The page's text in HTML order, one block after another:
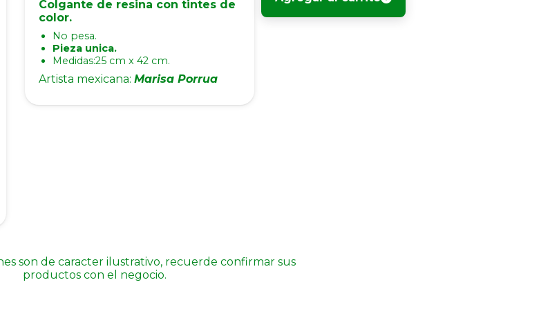
Colgante de resina con tintes de
color.
No pesa.
Pieza unica.
Medidas:25 cm x 42 cm.
Artista mexicana:Marisa Porrua
son de caracter ilustrativo, recuerde confirmar sus
productos con el negocio.